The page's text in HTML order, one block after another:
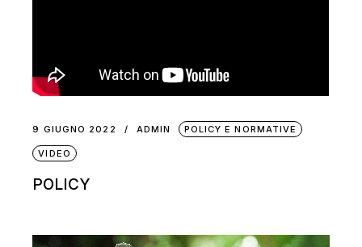
9 GIUGNO 2022 ADMIN POLICY E NORMATIVE
VIDEO
POLICY